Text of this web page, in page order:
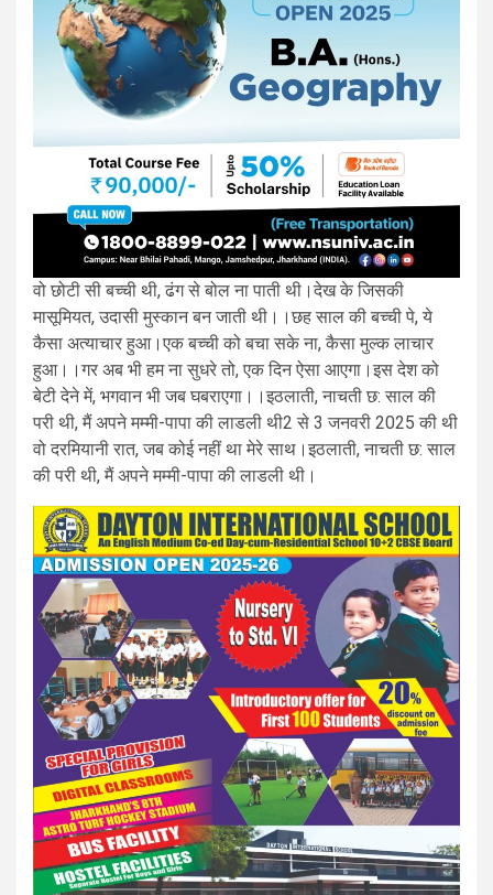
वो छोटी सी बच्ची थी, ढंग से बोल ना पाती थी।देख के जिसकी
मासूमियत, उदासी मुस्कान बन जाती थी।।छह साल की बच्ची पे, ये
कैसा अत्याचार हुआ।एक बच्ची को बचा सके ना, कैसा मुल्क लाचार
हुआ।।गर अब भी हम ना सुधरे तो, एक दिन ऐसा आएगा।इस देश को
बेटी देने में, भगवान भी जब घबराएगा।।इठलाती, नाचती छ: साल की
परी थी, मैं अपने मम्मी-पापा की लाडली थी2 से 3 जनवरी 2025 की थी
वो दरमियानी रात, जब कोई नहीं था मेरे साथ।इठलाती, नाचती छ: साल
की परी थी, मैं अपने मम्मी-पापा की लाडली थी।